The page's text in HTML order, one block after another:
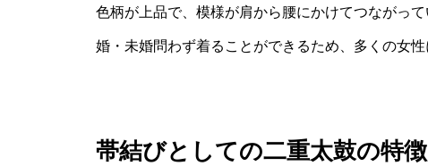
色柄が上品で、模様が肩から腰にかけてつながっ
婚・未婚問わず着ることができるため、多くの女
帯結びとしての二重太鼓の特徴